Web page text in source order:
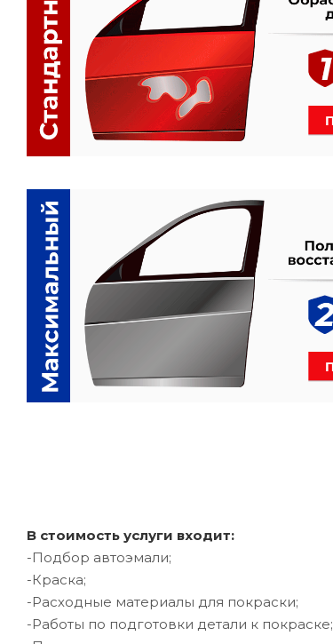
В стоимость услуги входит:
-Подбор автоэмали;
-Краска;
-Расходные материалы для покраски;
-Работы по подготовки детали к покраске;